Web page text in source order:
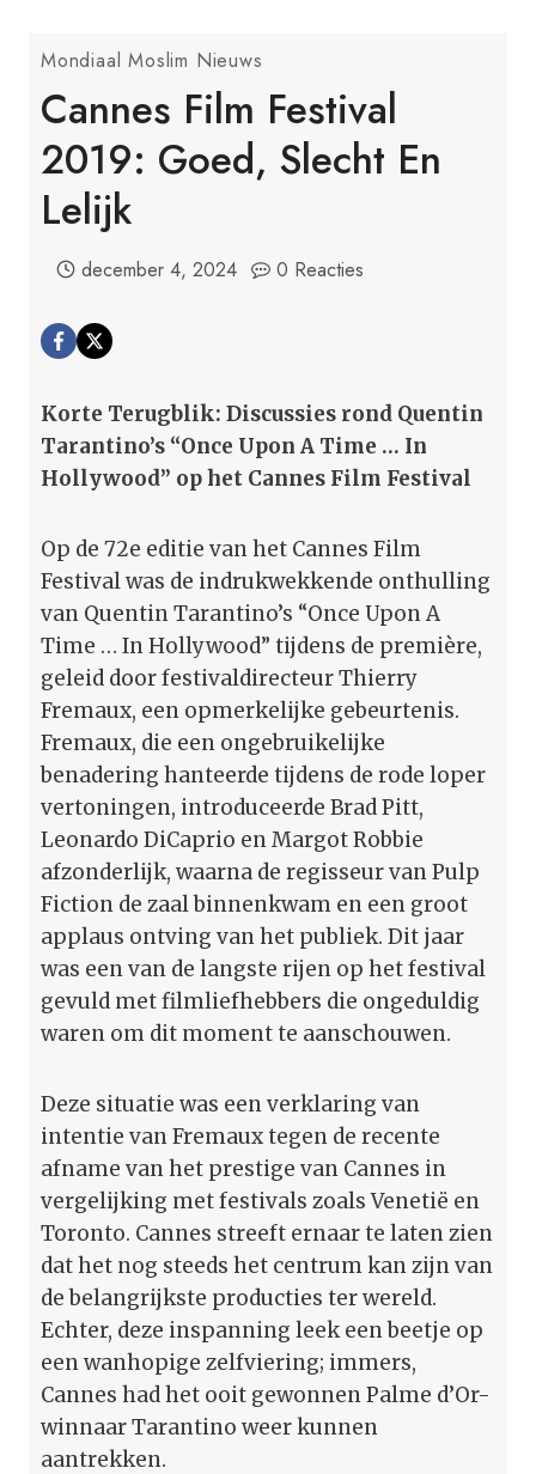
Mondiaal Moslim Nieuws
Cannes Film Festival
2019: Goed, Slecht En
Lelijk
december 4, 2024 0 Reacties
Korte Terugblik: Discussies rond Quentin
Tarantino’s “Once Upon A Time … In
Hollywood” op het Cannes Film Festival
Op de 72e editie van het Cannes Film
Festival was de indrukwekkende onthulling
van Quentin Tarantino’s “Once Upon A
Time … In Hollywood” tijdens de première,
geleid door festivaldirecteur Thierry
Fremaux, een opmerkelijke gebeurtenis.
Fremaux, die een ongebruikelijke
benadering hanteerde tijdens de rode loper
vertoningen, introduceerde Brad Pitt,
Leonardo DiCaprio en Margot Robbie
afzonderlijk, waarna de regisseur van Pulp
Fiction de zaal binnenkwam en een groot
applaus ontving van het publiek. Dit jaar
was een van de langste rijen op het festival
gevuld met filmliefhebbers die ongeduldig
waren om dit moment te aanschouwen.
Deze situatie was een verklaring van
intentie van Fremaux tegen de recente
afname van het prestige van Cannes in
vergelijking met festivals zoals Venetië en
Toronto. Cannes streeft ernaar te laten zien
dat het nog steeds het centrum kan zijn van
de belangrijkste producties ter wereld.
Echter, deze inspanning leek een beetje op
een wanhopige zelfviering; immers,
Cannes had het ooit gewonnen Palme d’Or-
winnaar Tarantino weer kunnen
aantrekken.